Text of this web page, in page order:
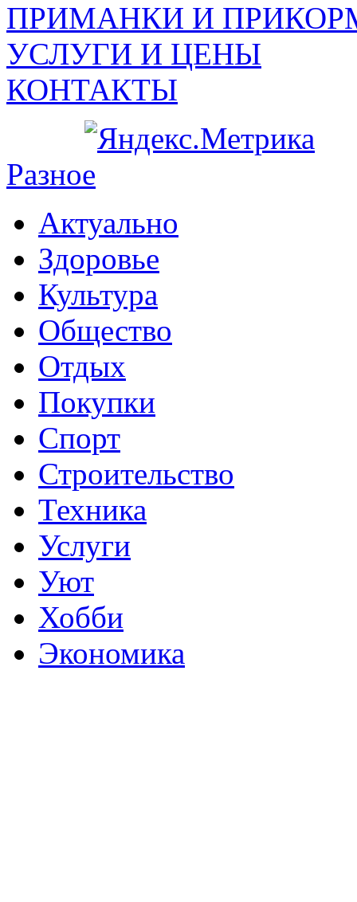
ПРИМАНКИ И
УСЛУГИ И ЦЕНЫ
КОНТАКТЫ
Разное
Актуально
Здоровье
Культура
Общество
Отдых
Покупки
Спорт
Строительство
Техника
Услуги
Уют
Хобби
Экономика